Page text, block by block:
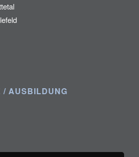
/ AUSBILDUNG